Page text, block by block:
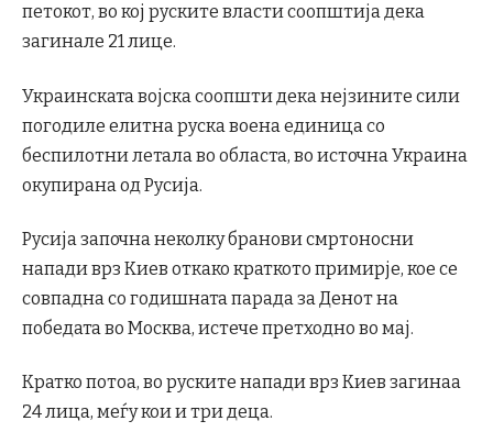
петокот, во кој руските власти соопштија дека
загинале 21 лице.
Украинската војска соопшти дека нејзините сили
погодиле елитна руска воена единица со
беспилотни летала во областа, во источна Украина
окупирана од Русија.
Русија започна неколку бранови смртоносни
напади врз Киев откако краткото примирје, кое се
совпадна со годишната парада за Денот на
победата во Москва, истече претходно во мај.
Кратко потоа, во руските напади врз Киев загинаа
24 лица, меѓу кои и три деца.